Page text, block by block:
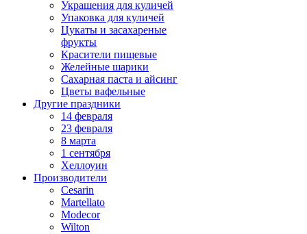
Украшения для куличей
Упаковка для куличей
Цукаты и засахареные
фрукты
Красители пищевые
Желейные шарики
Сахарная паста и айсинг
Цветы вафельные
Другие праздники
14 февраля
23 февраля
8 марта
1 сентября
Хеллоуин
Производители
Cesarin
Martellato
Modecor
Wilton